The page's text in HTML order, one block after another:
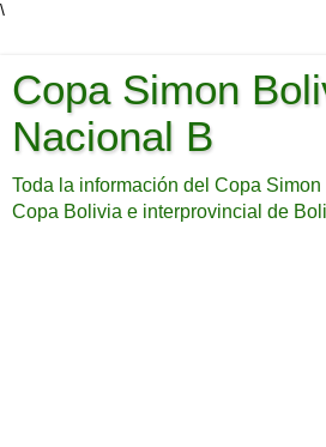
\
Copa Simon
Nacional B
Toda la información del Copa
Copa Bolivia e interprovincial de